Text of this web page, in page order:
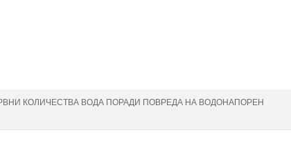
КОЛИЧЕСТВА ВОДА ПОРАДИ ПОВРЕДА НА ВОДОНАПОРЕН